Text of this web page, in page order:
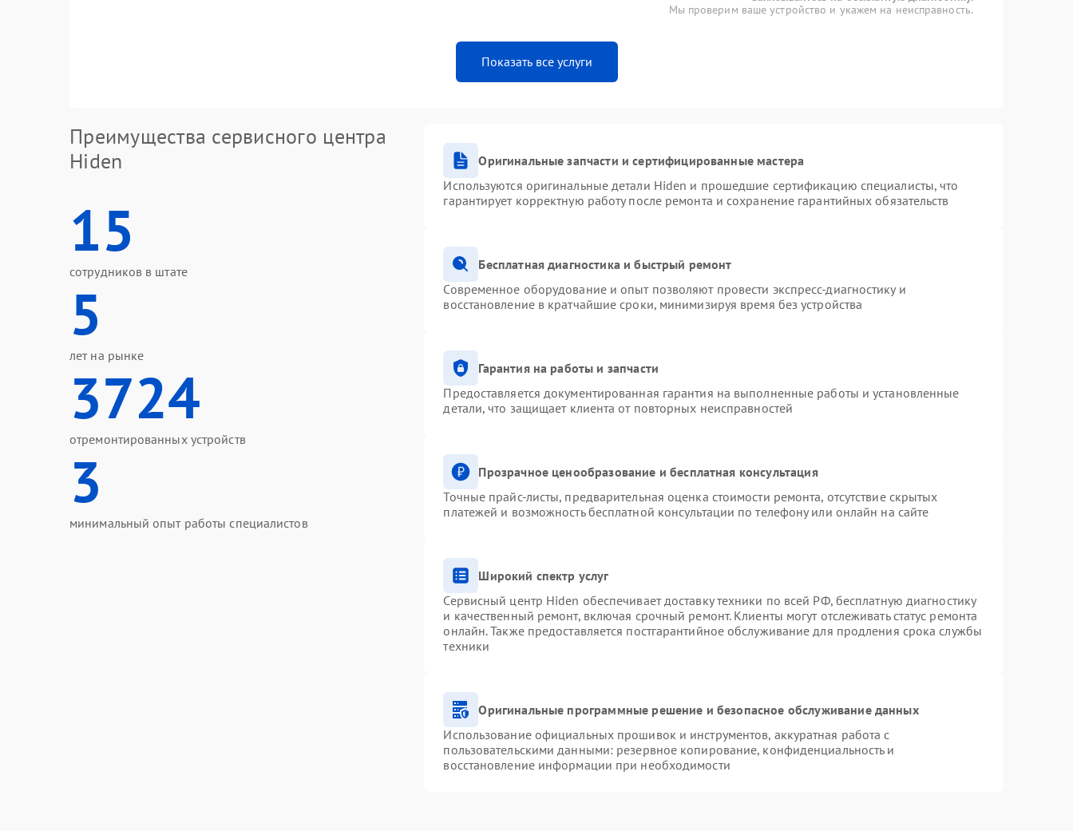
Мы проверим ваше устройство и укажем на неисправность.
Показать все услуги
Преимущества сервисного центра
Hiden
15
сотрудников в штате
5
лет на рынке
3724
отремонтированных устройств
3
минимальный опыт работы специалистов
Оригинальные запчасти и сертифицированные мастера
Используются оригинальные детали Hiden и прошедшие сертификацию специалисты, что
гарантирует корректную работу после ремонта и сохранение гарантийных обязательств
Бесплатная диагностика и быстрый ремонт
Современное оборудование и опыт позволяют провести экспресс-диагностику и
восстановление в кратчайшие сроки, минимизируя время без устройства
Гарантия на работы и запчасти
Предоставляется документированная гарантия на выполненные работы и установленные
детали, что защищает клиента от повторных неисправностей
Прозрачное ценообразование и бесплатная консультация
Точные прайс-листы, предварительная оценка стоимости ремонта, отсутствие скрытых
платежей и возможность бесплатной консультации по телефону или онлайн на сайте
Широкий спектр услуг
Сервисный центр Hiden обеспечивает доставку техники по всей РФ, бесплатную диагностику
и качественный ремонт, включая срочный ремонт. Клиенты могут отслеживать статус ремонта
онлайн. Также предоставляется постгарантийное обслуживание для продления срока службы
техники
Оригинальные программные решение и безопасное обслуживание данных
Использование официальных прошивок и инструментов, аккуратная работа с
пользовательскими данными: резервное копирование, конфиденциальность и
восстановление информации при необходимости